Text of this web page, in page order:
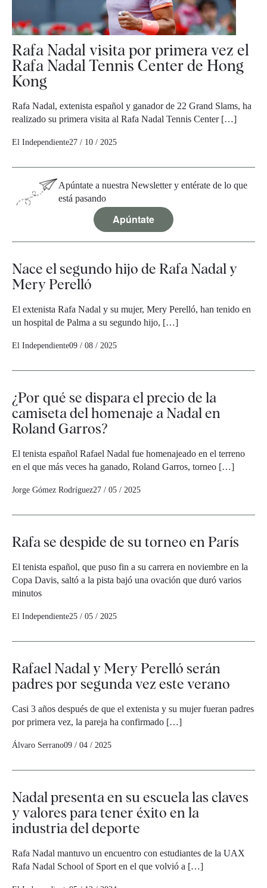
Rafa Nadal visita por primera vez el
Rafa Nadal Tennis Center de Hong
Kong
Rafa Nadal, extenista español y ganador de 22 Grand Slams, ha
realizado su primera visita al Rafa Nadal Tennis Center […]
El Independiente27 / 10 / 2025
Apúntate a nuestra Newsletter y entérate de lo que
está pasando
Apúntate
Nace el segundo hijo de Rafa Nadal y
Mery Perelló
El extenista Rafa Nadal y su mujer, Mery Perelló, han tenido en
un hospital de Palma a su segundo hijo, […]
El Independiente09 / 08 / 2025
¿Por qué se dispara el precio de la
camiseta del homenaje a Nadal en
Roland Garros?
El tenista español Rafael Nadal fue homenajeado en el terreno
en el que más veces ha ganado, Roland Garros, torneo […]
Jorge Gómez Rodríguez27 / 05 / 2025
Rafa se despide de su torneo en París
El tenista español, que puso fin a su carrera en noviembre en la
Copa Davis, saltó a la pista bajó una ovación que duró varios
minutos
El Independiente25 / 05 / 2025
Rafael Nadal y Mery Perelló serán
padres por segunda vez este verano
Casi 3 años después de que el extenista y su mujer fueran padres
por primera vez, la pareja ha confirmado […]
Álvaro Serrano09 / 04 / 2025
Nadal presenta en su escuela las claves
y valores para tener éxito en la
industria del deporte
Rafa Nadal mantuvo un encuentro con estudiantes de la UAX
Rafa Nadal School of Sport en el que volvió a […]